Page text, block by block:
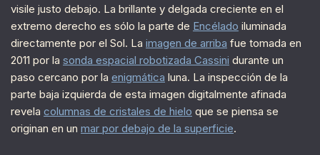
visile justo debajo. La brillante y delgada creciente en el
extremo derecho es sólo la parte de Encélado iluminada
directamente por el Sol. La imagen de arriba fue tomada en
2011 por la sonda espacial robotizada Cassini durante un
paso cercano por la enigmática luna. La inspección de la
parte baja izquierda de esta imagen digitalmente afinada
revela columnas de cristales de hielo que se piensa se
originan en un mar por debajo de la superficie.